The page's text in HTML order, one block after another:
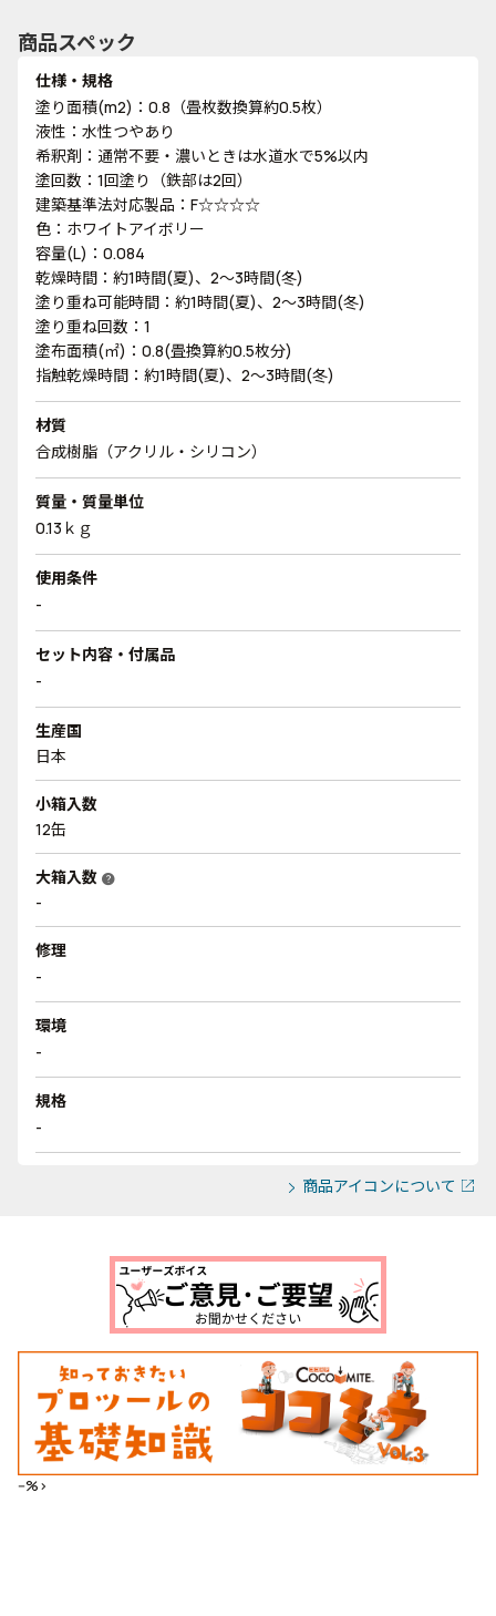
商品スペック
仕様・規格
塗り面積(m2)：0.8（畳枚数換算約0.5枚）
液性：水性つやあり
希釈剤：通常不要・濃いときは水道水で5%以内
塗回数：1回塗り（鉄部は2回）
建築基準法対応製品：F☆☆☆☆
色：ホワイトアイボリー
容量(L)：0.084
乾燥時間：約1時間(夏)、2～3時間(冬)
塗り重ね可能時間：約1時間(夏)、2～3時間(冬)
塗り重ね回数：1
塗布面積(㎡)：0.8(畳換算約0.5枚分)
指触乾燥時間：約1時間(夏)、2～3時間(冬)
材質
合成樹脂（アクリル・シリコン）
質量・質量単位
0.13ｋｇ
使用条件
-
セット内容・付属品
-
生産国
日本
小箱入数
12缶
大箱入数 help
-
修理
-
環境
-
規格
-
商品アイコンについて
--%>